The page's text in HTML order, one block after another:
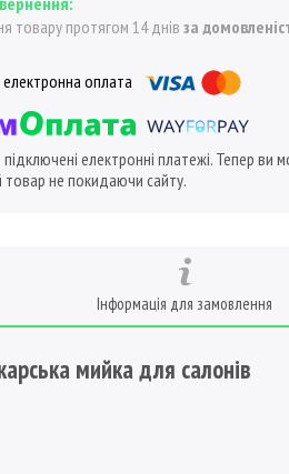
товару протягом 14 днів за
підключені електронні платежі. Тепер ви
не покидаючи сайту.
Інформація для замовлення
мийка для салонів